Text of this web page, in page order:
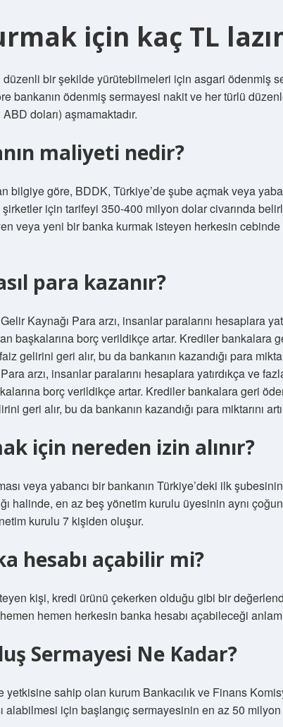
için kaç TL
bir şekilde yürütebilmeleri için asgari ödenmiş
bankanın ödenmiş sermayesi nakit ve her türlü
doları) aşmamaktadır.
maliyeti nedir?
bilgiye göre, BDDK, Türkiye’de şube açmak veya
için tarifeyi 350-400 milyon dolar civarında
veya yeni bir banka kurmak isteyen herkesin
para kazanır?
Kaynağı Para arzı, insanlar paralarını hesaplara
başkalarına borç verildikçe artar. Krediler bankalara
gelirini geri alır, bu da bankanın kazandığı para
arzı, insanlar paralarını hesaplara yatırdıkça ve
borç verildikçe artar. Krediler bankalara geri
geri alır, bu da bankanın kazandığı para miktarını
için nereden izin alınır?
veya yabancı bir bankanın Türkiye’deki ilk
halinde, en az beş yönetim kurulu üyesinin aynı
kurulu 7 kişiden oluşur.
hesabı açabilir mi?
kişi, kredi ürünü çekerken olduğu gibi bir
hemen herkesin banka hesabı açabileceği
Sermayesi Ne Kadar?
yetkisine sahip olan kurum Bankacılık ve Finans
alabilmesi için başlangıç ​​sermayesinin en az 50